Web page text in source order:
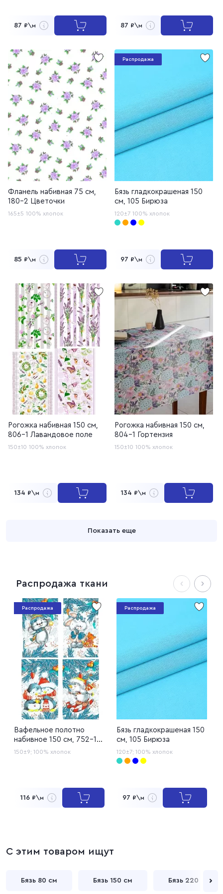
87 ₽\м 87 ₽\м
Фланель набивная 75 см,
180-2 Цветочки
165±5 100% хлопок
85 ₽\м
Распродажа
Бязь гладкокрашеная 150
см, 105 Бирюза
120±7 100% хлопок
97 ₽\м
Рогожка набивная 150 см,
806-1 Лавандовое поле
150±10 100% хлопок
134 ₽\м
Рогожка набивная 150 см,
804-1 Гортензия
150±10 100% хлопок
134 ₽\м
Показать еще
Распродажа ткани
Распродажа
Вафельное полотно
набивное 150 см, 752-1
Зимние игрушки
150±9; 100% хлопок
116 ₽\м
Распродажа
Бязь гладкокрашеная 150
см, 105 Бирюза
120±7; 100% хлопок
97 ₽\м
С этим товаром ищут
Бязь 80 см Бязь 150 см Бязь 220 см